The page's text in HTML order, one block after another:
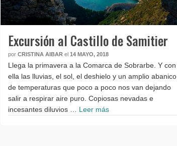
Excursión al Castillo de Samitier
por CRISTINA AIBAR el 14 MAYO, 2018
Llega la primavera a la Comarca de Sobrarbe. Y con
ella las lluvias, el sol, el deshielo y un amplio abanico
de temperaturas que poco a poco nos van dejando
salir a respirar aire puro. Copiosas nevadas e
incesantes diluvios … Leer más